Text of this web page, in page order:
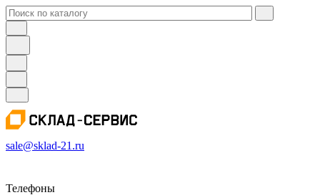
sale@sklad-21.ru
Телефоны